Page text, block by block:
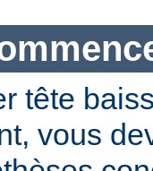
tête
vous